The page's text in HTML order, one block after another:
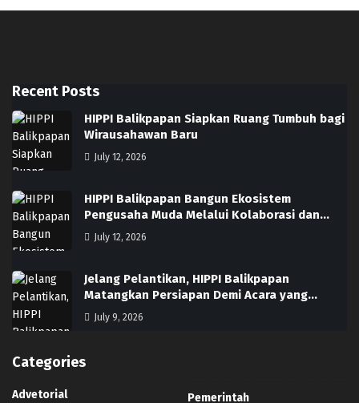
Recent Posts
HIPPI Balikpapan Siapkan Ruang Tumbuh bagi
Wirausahawan Baru
July 12, 2026
HIPPI Balikpapan Bangun Ekosistem
Pengusaha Muda Melalui Kolaborasi dan…
July 12, 2026
Jelang Pelantikan, HIPPI Balikpapan
Matangkan Persiapan Demi Acara yang…
July 9, 2026
Categories
Advetorial Pemerintah